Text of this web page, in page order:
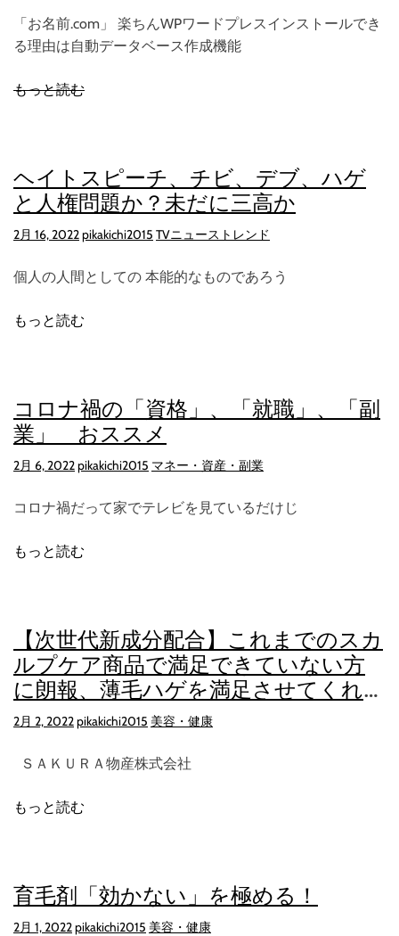
「お名前.com」 楽ちんWPワードプレスインストールでき
る理由は自動データベース作成機能
もっと読む
ヘイトスピーチ、チビ、デブ、ハゲ
と人権問題か？未だに三高か
2月 16, 2022pikakichi2015 TVニューストレンド
個人の人間としての 本能的なものであろう
もっと読む
コロナ禍の「資格」、「就職」、「副
業」 おススメ
2月 6, 2022pikakichi2015 マネー・資産・副業
コロナ禍だって家でテレビを見ているだけじ
もっと読む
【次世代新成分配合】これまでのスカ
ルプケア商品で満足できていない方
に朗報、薄毛ハゲを満足させてくれる
本物のスカルプケアあらわる！！！
2月 2, 2022pikakichi2015 美容・健康
ＳＡＫＵＲＡ物産株式会社
もっと読む
育毛剤「効かない」を極める！
2月 1, 2022pikakichi2015 美容・健康